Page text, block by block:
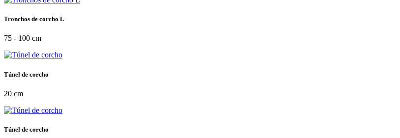
Tronchos de corcho L
75 - 100 cm
Túnel de corcho
20 cm
Túnel de corcho